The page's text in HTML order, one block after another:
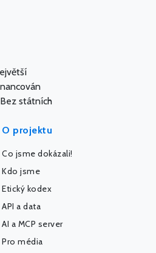
státních
O projektu
Co jsme dokázali!
Kdo jsme
Etický kodex
API a data
AI a MCP server
Pro média